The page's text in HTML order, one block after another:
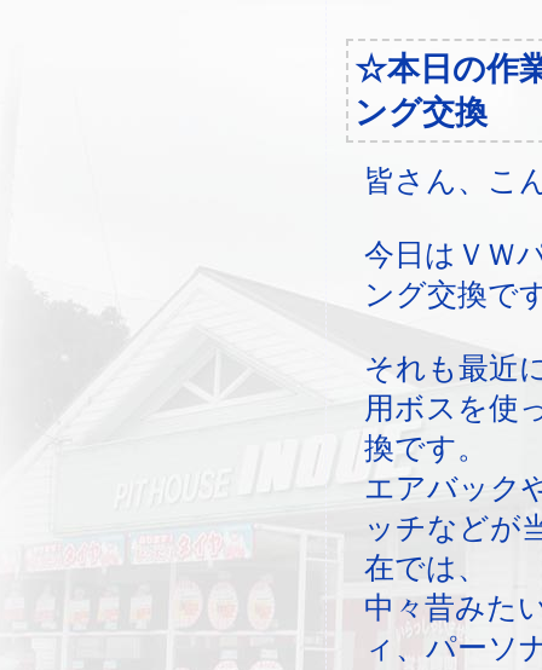
☆本日の作
ング交換
皆さん、こ
今日はＶＷ
ング交換で
それも最近
用ボスを使
換です。
エアバック
ッチなどが
在では、
中々昔みた
ィ、パーソ